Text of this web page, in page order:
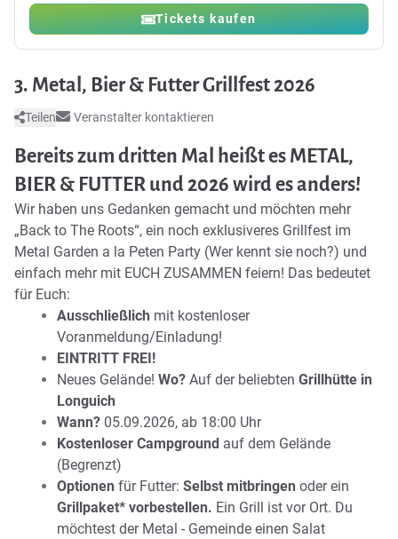
Tickets kaufen
3. Metal, Bier & Futter Grillfest 2026
Teilen Veranstalter kontaktieren
Bereits zum dritten Mal heißt es METAL,
BIER & FUTTER und 2026 wird es anders!
Wir haben uns Gedanken gemacht und möchten mehr
„Back to The Roots“, ein noch exklusiveres Grillfest im
Metal Garden a la Peten Party (Wer kennt sie noch?) und
einfach mehr mit EUCH ZUSAMMEN feiern! Das bedeutet
für Euch:
Ausschließlich mit kostenloser
Voranmeldung/Einladung!
EINTRITT FREI!
Neues Gelände! Wo? Auf der beliebten Grillhütte in
Longuich
Wann? 05.09.2026, ab 18:00 Uhr
Kostenloser Campground auf dem Gelände
(Begrenzt)
Optionen für Futter: Selbst mitbringen oder ein
Grillpaket* vorbestellen. Ein Grill ist vor Ort. Du
möchtest der Metal - Gemeinde einen Salat